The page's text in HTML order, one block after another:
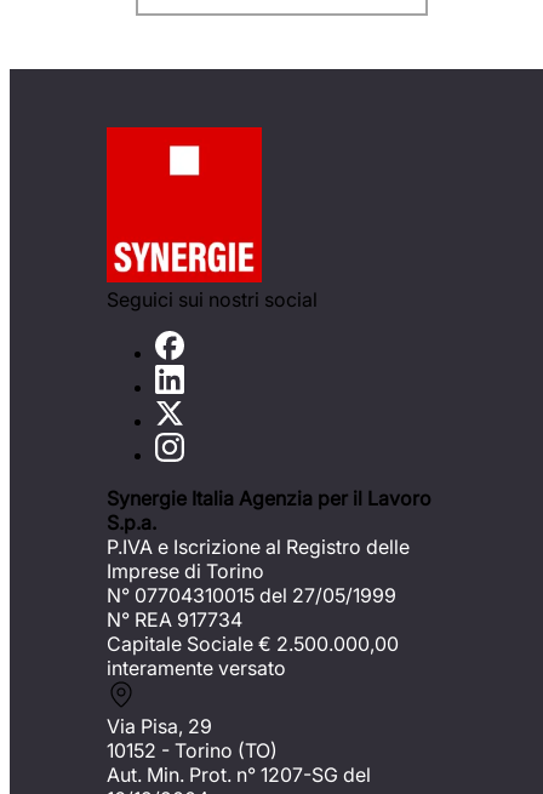
Seguici sui nostri social
Synergie Italia Agenzia per il Lavoro
S.p.a.
P.IVA e Iscrizione al Registro delle
Imprese di Torino
N° 07704310015 del 27/05/1999
N° REA 917734
Capitale Sociale € 2.500.000,00
interamente versato
Via Pisa, 29
10152 - Torino (TO)
Aut. Min. Prot. n° 1207-SG del